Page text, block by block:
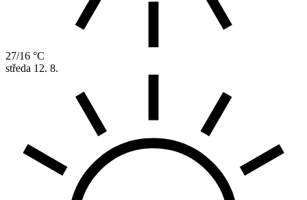
27/16 °C
středa 12. 8.